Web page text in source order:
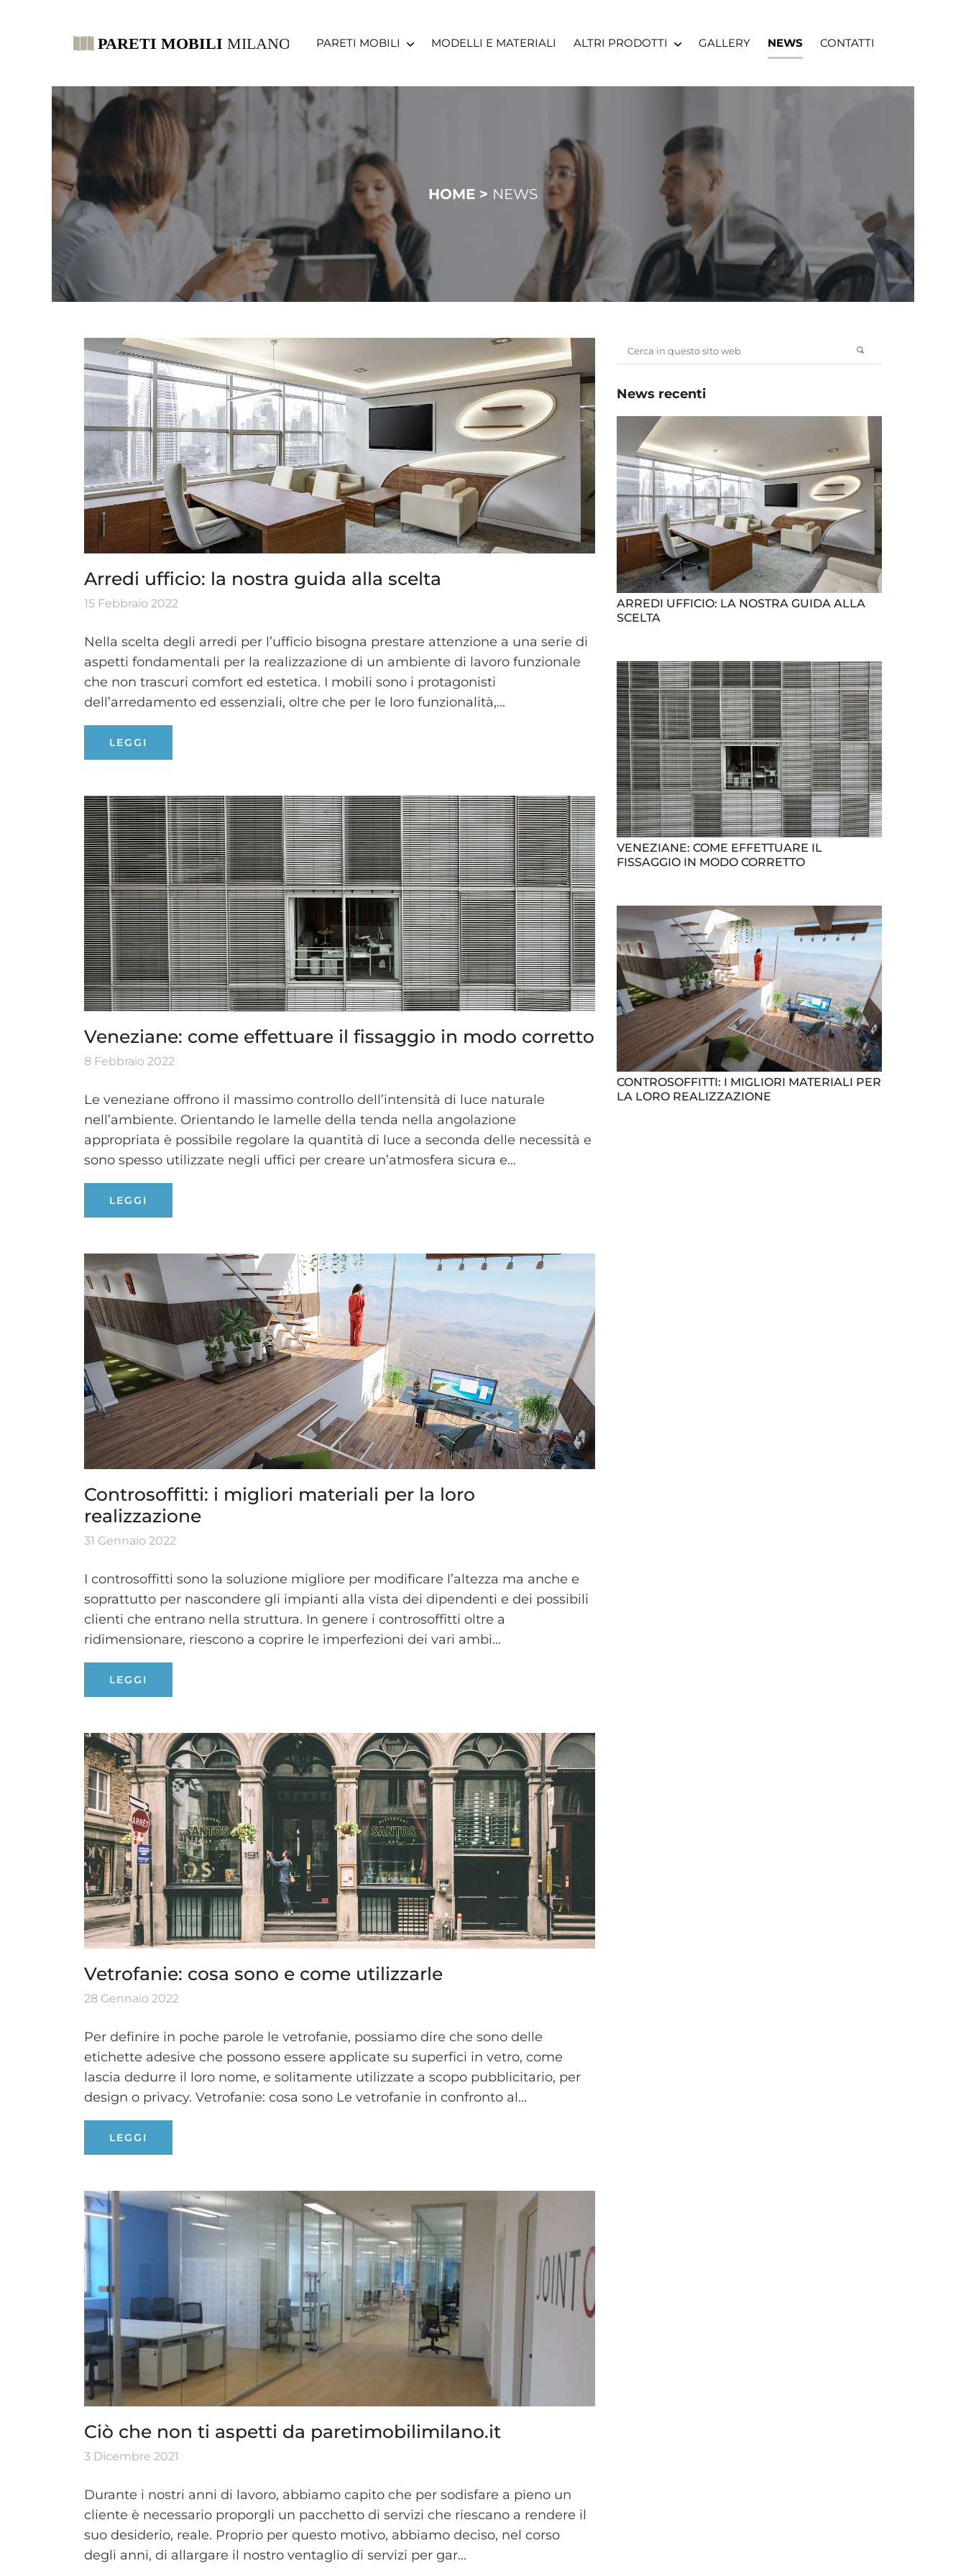
PARETI MOBILI
PARETI MOBILI VETRATE
PARETI MOBILI
DIREZIONALI
PARETI MOBILI OPERATIVE
PARETI MOBILI ATTREZZATE
PARETI MOBILI
MANOVRABILI
PARETI MOBILI PER
CLEANROOM
MODELLI E MATERIALI ALTRI PRODOTTI
VENEZIANE
ARREDO UFFICIO
PORTE PER UFFICIO
GALLERY NEWS CONTATTI
HOME > NEWS
Arredi ufficio: la nostra guida alla scelta
15 Febbraio 2022
Nella scelta degli arredi per l’ufficio bisogna prestare attenzione a una serie di
aspetti fondamentali per la realizzazione di un ambiente di lavoro funzionale
che non trascuri comfort ed estetica. I mobili sono i protagonisti
dell’arredamento ed essenziali, oltre che per le loro funzionalità,...
LEGGI
Veneziane: come effettuare il fissaggio in modo corretto
8 Febbraio 2022
Le veneziane offrono il massimo controllo dell’intensità di luce naturale
nell’ambiente. Orientando le lamelle della tenda nella angolazione
appropriata è possibile regolare la quantità di luce a seconda delle necessità e
sono spesso utilizzate negli uffici per creare un’atmosfera sicura e...
LEGGI
Controsoffitti: i migliori materiali per la loro
realizzazione
31 Gennaio 2022
I controsoffitti sono la soluzione migliore per modificare l’altezza ma anche e
soprattutto per nascondere gli impianti alla vista dei dipendenti e dei possibili
clienti che entrano nella struttura. In genere i controsoffitti oltre a
ridimensionare, riescono a coprire le imperfezioni dei vari ambi...
LEGGI
Vetrofanie: cosa sono e come utilizzarle
28 Gennaio 2022
Per definire in poche parole le vetrofanie, possiamo dire che sono delle
etichette adesive che possono essere applicate su superfici in vetro, come
lascia dedurre il loro nome, e solitamente utilizzate a scopo pubblicitario, per
design o privacy. Vetrofanie: cosa sono Le vetrofanie in confronto al...
LEGGI
Ciò che non ti aspetti da paretimobilimilano.it
3 Dicembre 2021
Durante i nostri anni di lavoro, abbiamo capito che per sodisfare a pieno un
cliente è necessario proporgli un pacchetto di servizi che riescano a rendere il
suo desiderio, reale. Proprio per questo motivo, abbiamo deciso, nel corso
degli anni, di allargare il nostro ventaglio di servizi per gar...
News recenti
ARREDI UFFICIO: LA NOSTRA GUIDA ALLA
SCELTA
VENEZIANE: COME EFFETTUARE IL
FISSAGGIO IN MODO CORRETTO
CONTROSOFFITTI: I MIGLIORI MATERIALI PER
LA LORO REALIZZAZIONE